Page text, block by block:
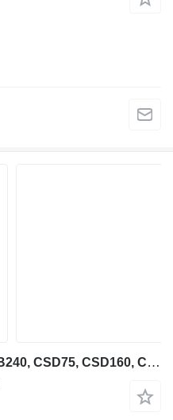
Liming CSB75, CSB160, CSB240, CSD75, CSD160, CSD240